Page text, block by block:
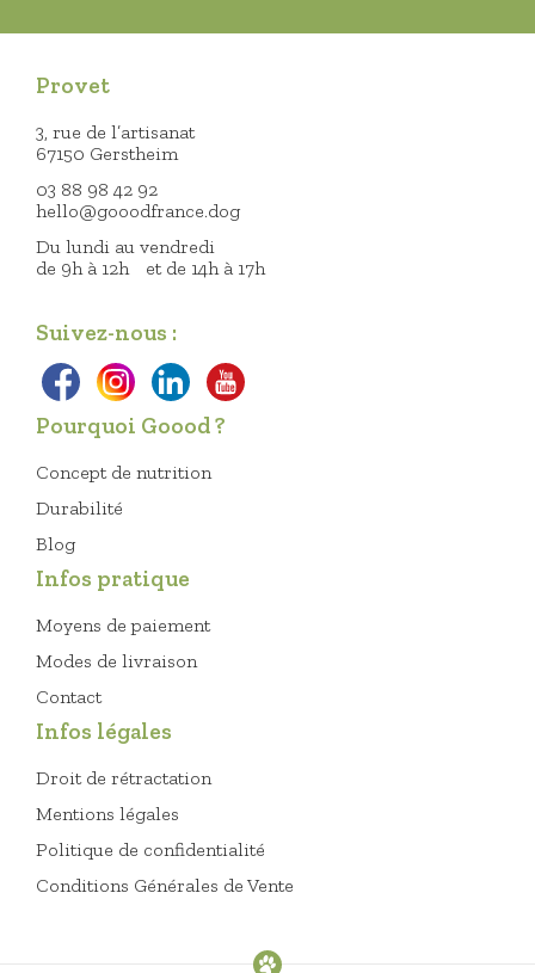
Provet
3, rue de l’artisanat
67150 Gerstheim
03 88 98 42 92
hello@gooodfrance.dog
Du lundi au vendredi
de 9h à 12h et de 14h à 17h
Suivez-nous :
Pourquoi Goood ?
Concept de nutrition
Durabilité
Blog
Infos pratique
Moyens de paiement
Modes de livraison
Contact
Infos légales
Droit de rétractation
Mentions légales
Politique de confidentialité
Conditions Générales de Vente